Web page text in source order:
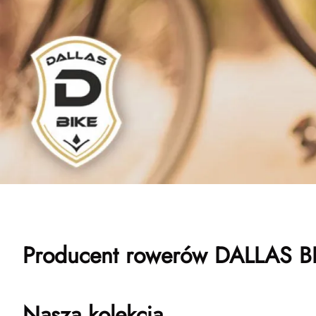
Producent rowerów DALLAS